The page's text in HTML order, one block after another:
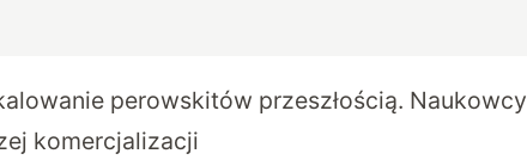
perowskitów przeszłością. Naukowcy
komercjalizacji